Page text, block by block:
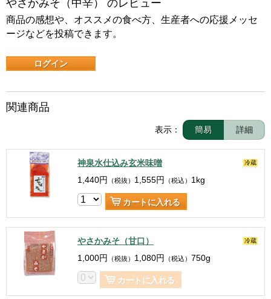
やさかみそ（中辛） のレビュー
商品の感想や、オススメの食べ方、生産者への応援メッセ
ージなどを投稿できます。
ログイン
関連商品
表示： 簡易 詳細
神泉水仕込み玄米味噌 冷蔵
1,440円 （税抜） 1,555円 （税込） 1kg
カートに入れる
やさかみそ（甘口） 冷蔵
1,000円 （税抜） 1,080円 （税込） 750g
カートに入れる